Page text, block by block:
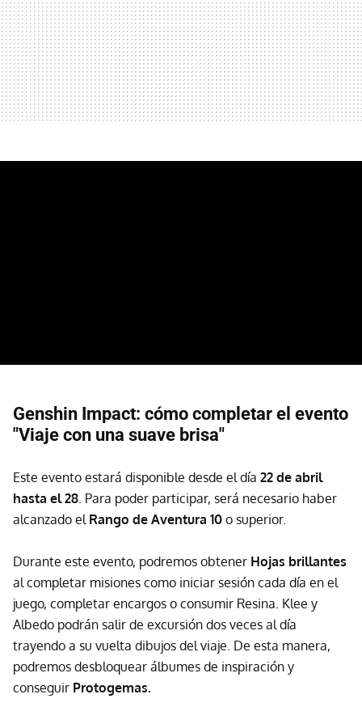
Genshin Impact: cómo completar el evento
"Viaje con una suave brisa"
Este evento estará disponible desde el día 22 de abril
hasta el 28 . Para poder participar, será necesario haber
alcanzado el Rango de Aventura 10 o superior.
Durante este evento, podremos obtener Hojas brillantes
al completar misiones como iniciar sesión cada día en el
juego, completar encargos o consumir Resina. Klee y
Albedo podrán salir de excursión dos veces al día
trayendo a su vuelta dibujos del viaje. De esta manera,
podremos desbloquear álbumes de inspiración y
conseguir Protogemas.